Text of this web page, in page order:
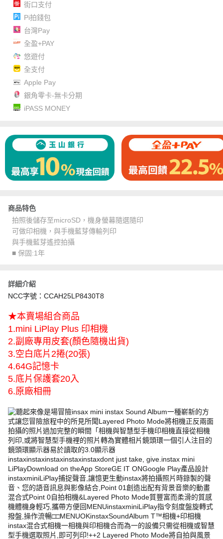
街口支付
Pi拍錢包
台灣Pay
全盈+PAY
悠遊付
全支付
Apple Pay
銀角零卡-無卡分期
iPASS MONEY
商品特色
拍照後儲存至microSD，機身螢幕隨選隨印
可做印相機，與手機藍芽傳輸列印
與手機藍芽遙控拍攝
■ 保固:1年
詳細介紹
NCC字號：CCAH25LP8430T8
★本賣場組合商品
1.mini LiPlay Plus 印相機
2.副廠專用皮套(顏色隨機出貨)
3.空白底片2捲(20張)
4.64G記憶卡
5.底片保護套20入
6.原廠相冊